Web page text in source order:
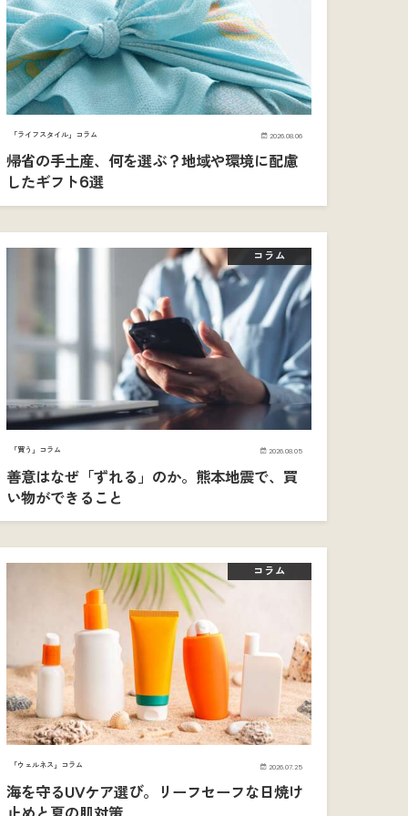
「ライフスタイル」コラム 2026.08.06
帰省の手土産、何を選ぶ？地域や環境に配慮
したギフト6選
コラム
「買う」コラム 2026.08.05
善意はなぜ「ずれる」のか。熊本地震で、買
い物ができること
コラム
「ウェルネス」コラム 2026.07.25
海を守るUVケア選び。リーフセーフな日焼け